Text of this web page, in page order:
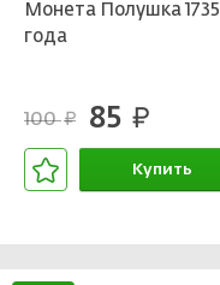
Монета Полушка 1735
года
100руб. 85 руб.
Купить